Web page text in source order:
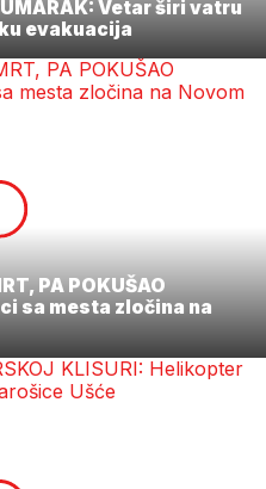
Vetar širi vatru
evakuacija
PA POKUŠAO
sa mesta zločina na